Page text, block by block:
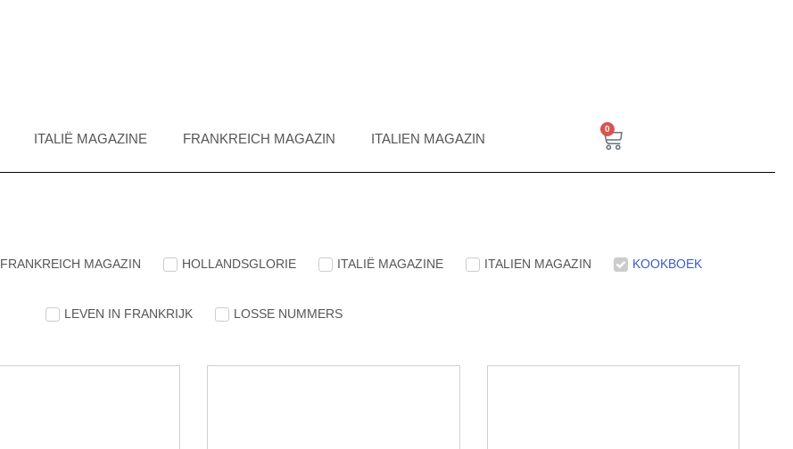
ITALIË MAGAZINE FRANKREICH MAGAZIN ITALIEN MAGAZIN
0
FRANKREICH MAGAZIN HOLLANDSGLORIE ITALIË MAGAZINE ITALIEN MAGAZIN KOOKBOEK
LEVEN IN FRANKRIJK LOSSE NUMMERS